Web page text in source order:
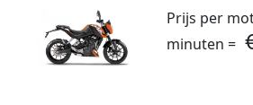
Prijs per
minuten =